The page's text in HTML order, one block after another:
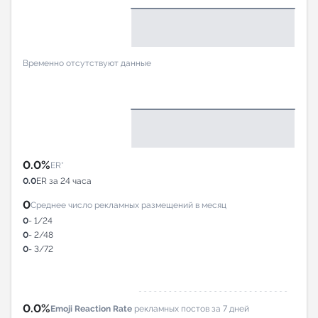
Временно отсутствуют данные
0.0%ER*
0.0ER за 24 часа
0Среднее число рекламных размещений в месяц
0- 1/24
0- 2/48
0- 3/72
0.0%Emoji Reaction Rate рекламных постов за 7 дней